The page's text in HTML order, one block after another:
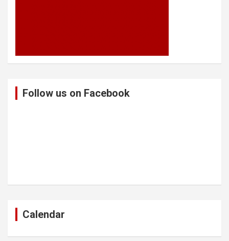
Follow us on Facebook
Calendar